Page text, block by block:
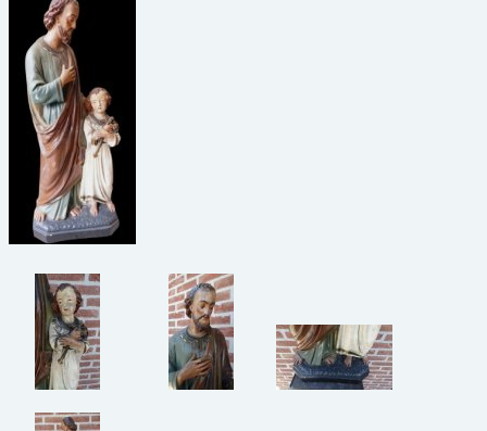
reclamevoorwerpen/merken
curiosa
schilderijen
porselein/aardewerk
juwelen/horloges/brillen
medailles/munten/bankbiljetten
ets/tekening/litho/gravure
glaswerk
lamp/luchter
speelgoed